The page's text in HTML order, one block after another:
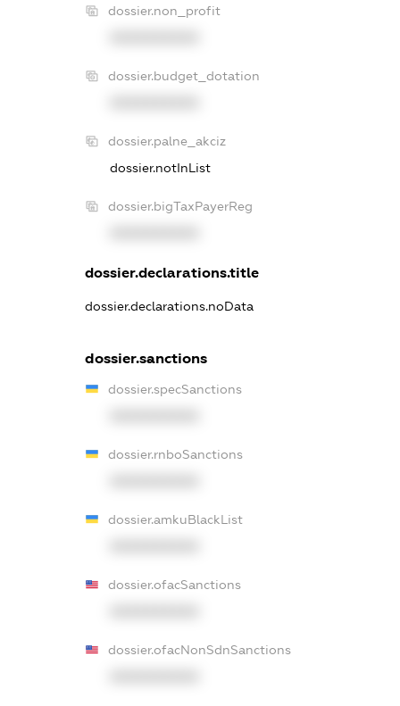
dossier.non_profit
dossier.budget_dotation
dossier.palne_akciz
dossier.notInList
dossier.bigTaxPayerReg
dossier.declarations.title
dossier.declarations.noData
dossier.sanctions
dossier.specSanctions
dossier.rnboSanctions
dossier.amkuBlackList
dossier.ofacSanctions
dossier.ofacNonSdnSanctions